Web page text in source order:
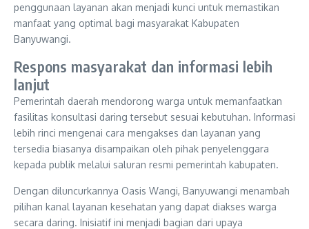
penggunaan layanan akan menjadi kunci untuk memastikan
manfaat yang optimal bagi masyarakat Kabupaten
Banyuwangi.
Respons masyarakat dan informasi lebih
lanjut
Pemerintah daerah mendorong warga untuk memanfaatkan
fasilitas konsultasi daring tersebut sesuai kebutuhan. Informasi
lebih rinci mengenai cara mengakses dan layanan yang
tersedia biasanya disampaikan oleh pihak penyelenggara
kepada publik melalui saluran resmi pemerintah kabupaten.
Dengan diluncurkannya Oasis Wangi, Banyuwangi menambah
pilihan kanal layanan kesehatan yang dapat diakses warga
secara daring. Inisiatif ini menjadi bagian dari upaya